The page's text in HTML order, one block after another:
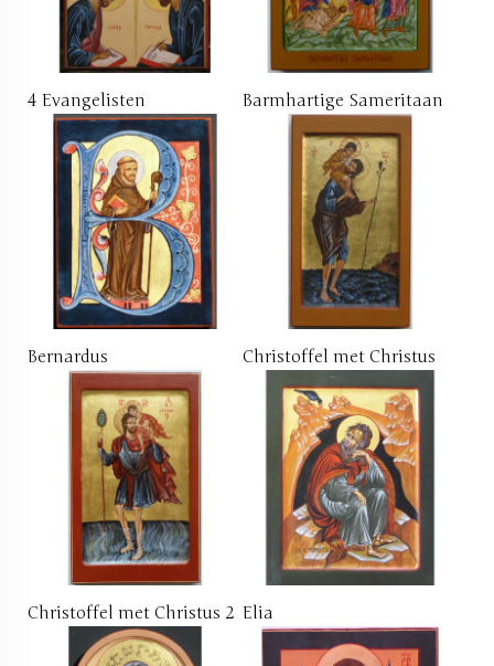
4 Evangelisten Barmhartige Sameritaan
Bernardus Christoffel met Christus
Christoffel met Christus 2 Elia